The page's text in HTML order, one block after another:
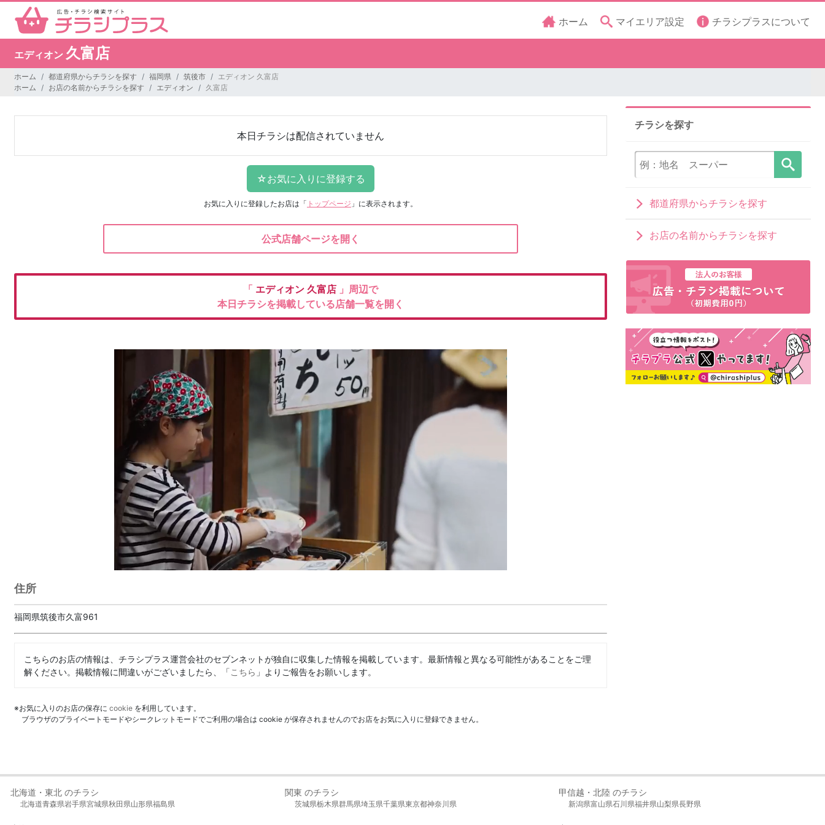
ホーム マイエリア設定 チラシプラスについて
エディオン 久富店
ホーム 都道府県からチラシを探す 福岡県 筑後市
エディオン 久富店
ホーム
お店の名前からチラシを探す エディオン 久富店
本日チラシは配信されていません
お気に入りに登録したお店は 「 トップページ 」に表示されます。
公式店舗ページを開く
「 エディオン 久富店 」周辺で
本日チラシを掲載している店舗一覧を開く
住所
福岡県筑後市久富961
こちらのお店の情報は、チラシプラス運営会社のセブンネットが独自に収集した情報を掲載しています。最新情報と異なる可能性があることをご理
解ください。掲載情報に間違いがございましたら、「こちら 」よりご報告をお願いします。
※お気に入りのお店の保存に cookie を利用しています。
ブラウザのプライベートモードやシークレットモードでご利用の場合は cookie が保存されませんのでお店をお気に入りに登録できません。
チラシを探す
都道府県からチラシを探す
お店の名前からチラシを探す
北海道・東北 のチラシ
北海道青森県岩手県宮城県秋田県山形県福島県
関東 のチラシ
茨城県栃木県群馬県埼玉県千葉県東京都神奈川県
甲信越・北陸 のチラシ
新潟県富山県石川県福井県山梨県長野県